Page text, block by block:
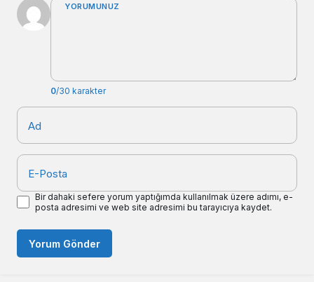
YORUMUNUZ
0/30 karakter
Ad
E-Posta
Bir dahaki sefere yorum yaptığımda kullanılmak üzere adımı, e-
posta adresimi ve web site adresimi bu tarayıcıya kaydet.
Yorum Gönder